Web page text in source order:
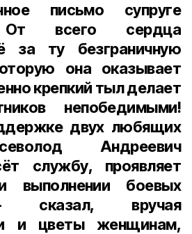
письмо супруге
От всего сердца
за ту безграничную
она оказывает
крепкий тыл делает
непобедимыми!
двух любящих
Андреевич
службу, проявляет
выполнении боевых
сказал, вручая
и цветы женщинам,